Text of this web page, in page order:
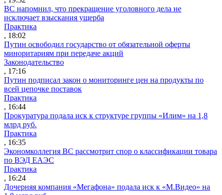
ВС напомнил, что прекращение уголовного дела не
исключает взыскания ущерба
Практика
, 18:02
Путин освободил государство от обязательной оферты
миноритариям при передаче акций
Законодательство
, 17:16
Путин подписал закон о мониторинге цен на продукты по
всей цепочке поставок
Практика
, 16:44
Прокуратура подала иск к структуре группы «Илим» на 1,8
млрд руб.
Практика
, 16:35
Экономколлегия ВС рассмотрит спор о классификации товара
по ВЭД ЕАЭС
Практика
, 16:24
Дочерняя компания «Мегафона» подала иск к «М.Видео» на